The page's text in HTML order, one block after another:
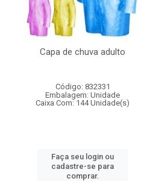
Capa de chuva adulto
Código: 832331
Embalagem: Unidade
Caixa Com: 144 Unidade(s)
Faça seu login ou
cadastre-se para
comprar.